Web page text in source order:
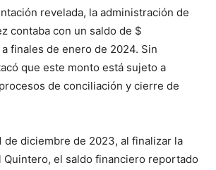
revelada, la administración de
contaba con un saldo de $
finales de enero de 2024. Sin
que este monto está sujeto a
de conciliación y cierre de
de diciembre de 2023, al finalizar la
Quintero, el saldo financiero reportado